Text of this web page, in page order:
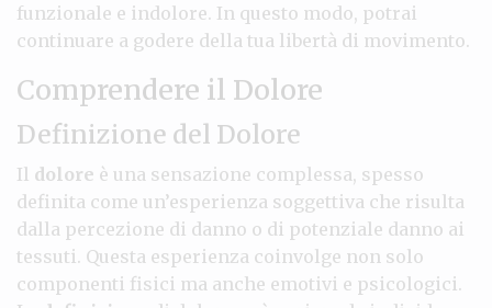
funzionale e indolore. In questo modo, potrai
continuare a godere della tua libertà di movimento.
Comprendere il Dolore
Definizione del Dolore
Il dolore è una sensazione complessa, spesso
definita come un’esperienza soggettiva che risulta
dalla percezione di danno o di potenziale danno ai
tessuti. Questa esperienza coinvolge non solo
componenti fisici ma anche emotivi e psicologici.